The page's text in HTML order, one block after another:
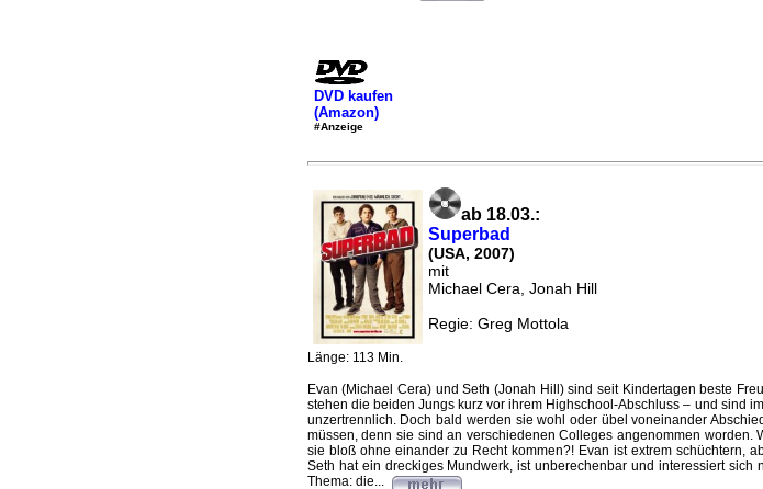
DVD kaufen
(Amazon)
#Anzeige
ab 18.03.:
Superbad
(USA, 2007)
mit
Michael Cera, Jonah Hill
Regie: Greg Mottola
Länge: 113 Min.
Evan (Michael Cera) und Seth (Jonah Hill) sind seit Kindertagen beste
stehen die beiden Jungs kurz vor ihrem Highschool-Abschluss – und sind
unzertrennlich. Doch bald werden sie wohl oder übel voneinander
müssen, denn sie sind an verschiedenen Colleges angenommen worden.
sie bloß ohne einander zu Recht kommen?! Evan ist extrem schüchtern,
Seth hat ein dreckiges Mundwerk, ist unberechenbar und interessiert sich
Thema: die...